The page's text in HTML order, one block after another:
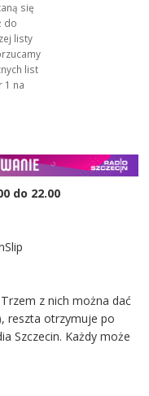
się
do
listy
list
1 na
do 22.00
z nich można dać
reszta otrzymuje po
Szczecin. Każdy może